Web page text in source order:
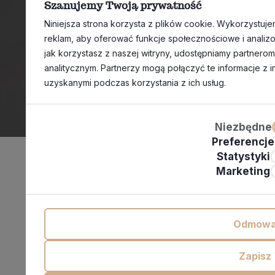
Szanujemy Twoją prywatność
Niniejsza strona korzysta z plików cookie.
reklam, aby oferować funkcje społecznościowe i
jak korzystasz z naszej witryny, udostępniamy
analitycznym. Partnerzy mogą połączyć te informacje z
uzyskanymi podczas korzystania z ich usług.
Niezbędne
Preferencje
Statystyki
Marketing
Zapisz